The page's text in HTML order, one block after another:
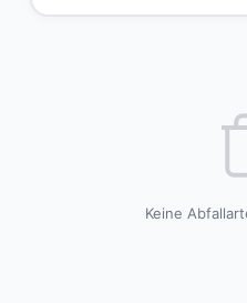
Keine